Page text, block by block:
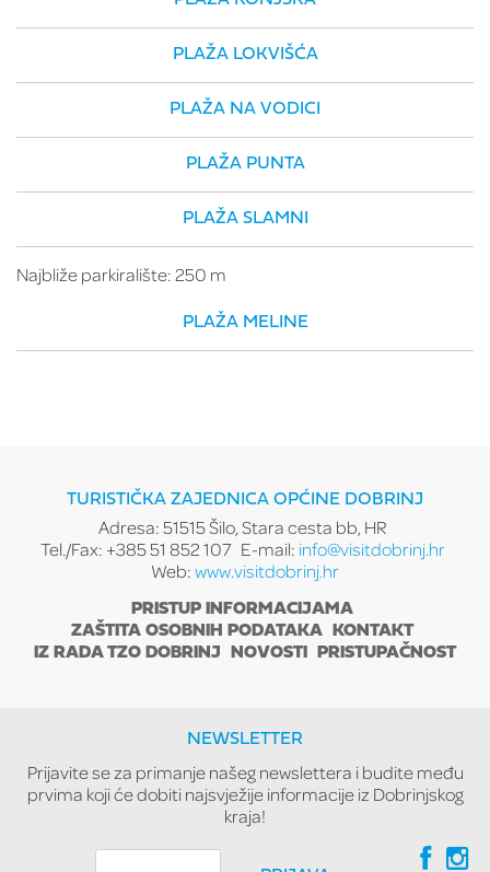
PLAŽA LOKVIŠĆA
PLAŽA NA VODICI
PLAŽA PUNTA
PLAŽA SLAMNI
Najbliže parkiralište: 250 m
PLAŽA MELINE
TURISTIČKA ZAJEDNICA OPĆINE DOBRINJ
Adresa: 51515 Šilo, Stara cesta bb, HR
Tel./Fax: +385 51 852 107 E-mail: info@visitdobrinj.hr
Web:www.visitdobrinj.hr
PRISTUP INFORMACIJAMA
ZAŠTITA OSOBNIH PODATAKA
KONTAKT
IZ RADA TZO DOBRINJ
NOVOSTI PRISTUPAČNOST
NEWSLETTER
Prijavite se za primanje našeg newslettera i budite među
prvima koji će dobiti najsvježije informacije iz Dobrinjskog
kraja!